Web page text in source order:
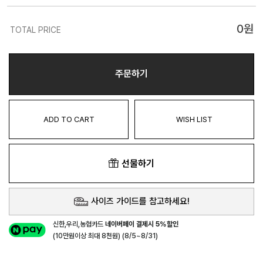
TOTAL PRICE 0원
주문하기
ADD TO CART WISH LIST
선물하기
사이즈 가이드를 참고하세요!
신한,우리,농협카드네이버페이 결제시 5%할인
(10만원이상 최대 8천원) (8/5~8/31)